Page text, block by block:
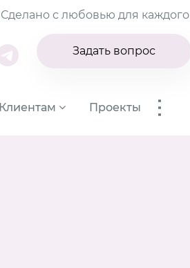
Сделано с любовью для каждого
Задать вопрос
Клиентам Проекты ...